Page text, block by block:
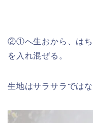
②①へ生おから、はち
を入れ混ぜる。
生地はサラサラでは